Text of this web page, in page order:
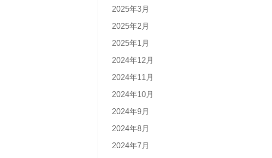
2025年3月
2025年2月
2025年1月
2024年12月
2024年11月
2024年10月
2024年9月
2024年8月
2024年7月